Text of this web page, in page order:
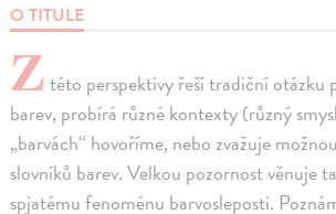
O TITULE
Ztéto perspektivy řeší tradiční otázku
barev, probírá různé kontexty (různý
„barvách“ hovoříme, nebo zvažuje
slovníků barev. Velkou pozornost věnuje
spjatému fenoménu barvosleposti.